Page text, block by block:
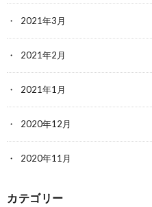
2021年3月
2021年2月
2021年1月
2020年12月
2020年11月
カテゴリー